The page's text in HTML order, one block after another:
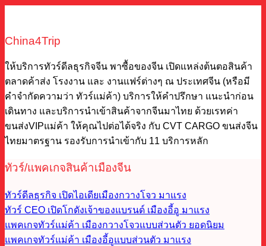
China4Trip
ให้บริการทัวร์ดีลธุรกิจจีน พาซื้อของจีน เปิดแหล่งต้นตอสินค้า
ตลาดค้าส่ง โรงงาน และ งานแฟร์ต่างๆ ณ ประเทศจีน (หรือมี
คำจำกัดความว่า ทัวร์แม่ค้า) บริการให้คำปรึกษา แนะนำก่อน
เดินทาง และบริการนำเข้าสินค้าจากจีนมาไทย ด้วยเรทค่า
ขนส่งVIPแม่ค้า ให้คุณไปต่อได้จริง กับ CVT CARGO ขนส่งจีน
ไทยมาตรฐาน รองรับการนำเข้ากับ 11 บริการหลัก
ทัวร์/แพคเกจสินค้าเมืองจีน
ทัวร์ดีลธุรกิจ เปิดไอเดียเมืองกวางโจว
ทัวร์ CEO เปิดโกดังเจ้าของแบรนด์ เมืองอี้อู
แพคเกจทัวร์แม่ค้า เมืองกวางโจวแบบส่วนตัว
แพคเกจทัวร์แม่ค้า เมืองอี้อูแบบส่วนตัว